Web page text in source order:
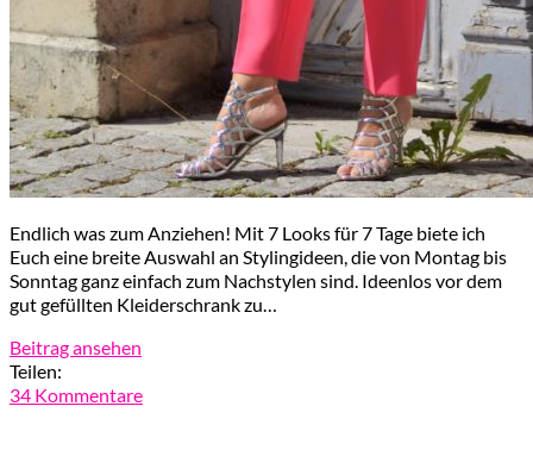
Endlich was zum Anziehen! Mit 7 Looks für 7 Tage biete ich
Euch eine breite Auswahl an Stylingideen, die von Montag bis
Sonntag ganz einfach zum Nachstylen sind. Ideenlos vor dem
gut gefüllten Kleiderschrank zu…
Beitrag ansehen
Teilen:
34 Kommentare